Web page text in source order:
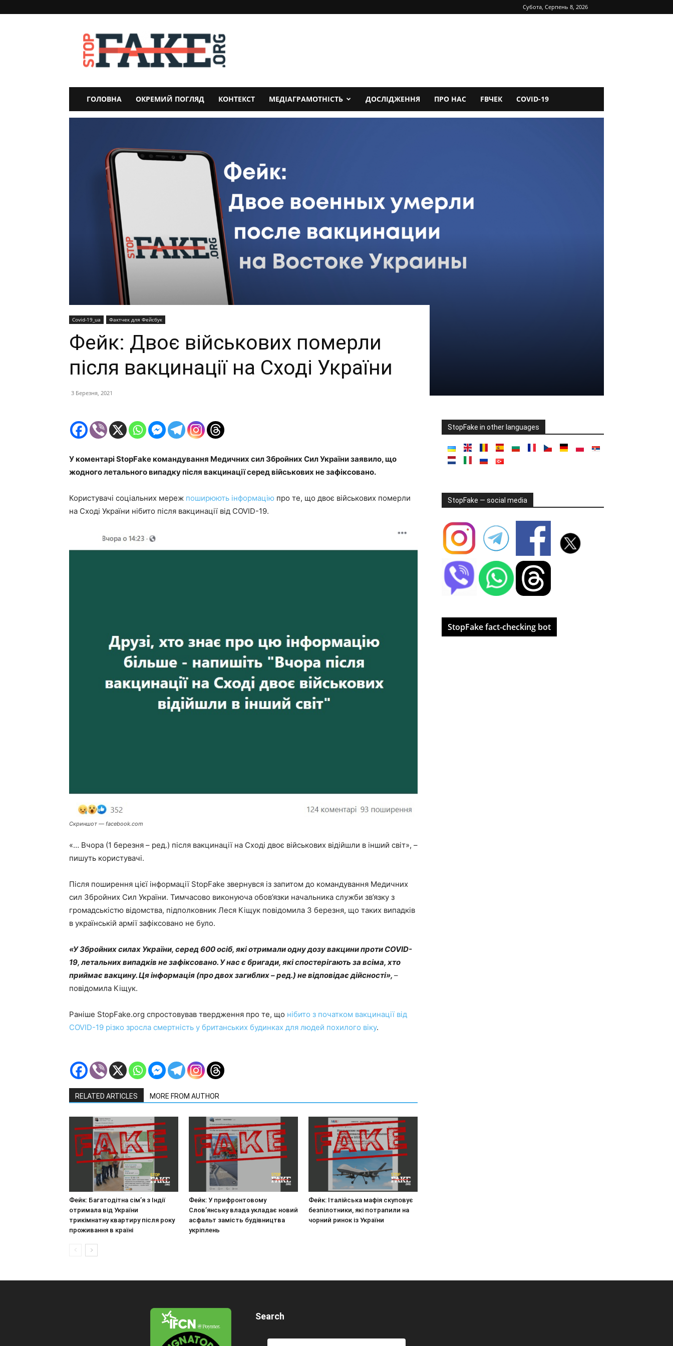
Субота, Серпень 8, 2026
StopFake
ГОЛОВНА ОКРЕМИЙ ПОГЛЯД КОНТЕКСТ МЕДІАГРАМОТНІСТЬ ДОСЛІДЖЕННЯ ПРО НАС FBЧЕК COVID-19
Covid-19_ua Фактчек для Фейсбук
Фейк: Двоє військових померли
після вакцинації на Сході України
3 Березня, 2021
У коментарі StopFake командування Медичних сил Збройних Сил України заявило, що
жодного летального випадку після вакцинації серед військових не зафіксовано.
Користувачі соціальних мереж поширюють інформацію про те, що двоє військових померли
на Сході України нібито після вакцинації від COVID-19.
Скриншот — facebook.com
«… Вчора (1 березня – ред.) після вакцинації на Сході двоє військових відійшли в інший світ», –
пишуть користувачі.
Після поширення цієї інформації StopFake звернувся із запитом до командування Медичних
сил Збройних Сил України. Тимчасово виконуюча обов’язки начальника служби зв’язку з
громадськістю відомства, підполковник Леся Кіщук повідомила 3 березня, що таких випадків
в українській армії зафіксовано не було.
«У Збройних силах України, серед 600 осіб, які отримали одну дозу вакцини проти COVID-
19, летальних випадків не зафіксовано. У нас є бригади, які спостерігають за всіма, хто
приймає вакцину. Ця інформація (про двох загиблих – ред.) не відповідає дійсності», –
повідомила Кіщук.
Раніше StopFake.org спростовував твердження про те, що нібито з початком вакцинації від
COVID-19 різко зросла смертність у британських будинках для людей похилого віку.
RELATED ARTICLES MORE FROM AUTHOR
Фейк: Багатодітна сім’я з Індії
отримала від України
трикімнатну квартиру після року
проживання в країні
Фейк: У прифронтовому
Слов’янську влада укладає новий
асфальт замість будівництва
укріплень
Фейк: Італійська мафія скуповує
безпілотники, які потрапили на
чорний ринок із України
StopFake in other languages
StopFake — social media
StopFake fact-checking bot
Search